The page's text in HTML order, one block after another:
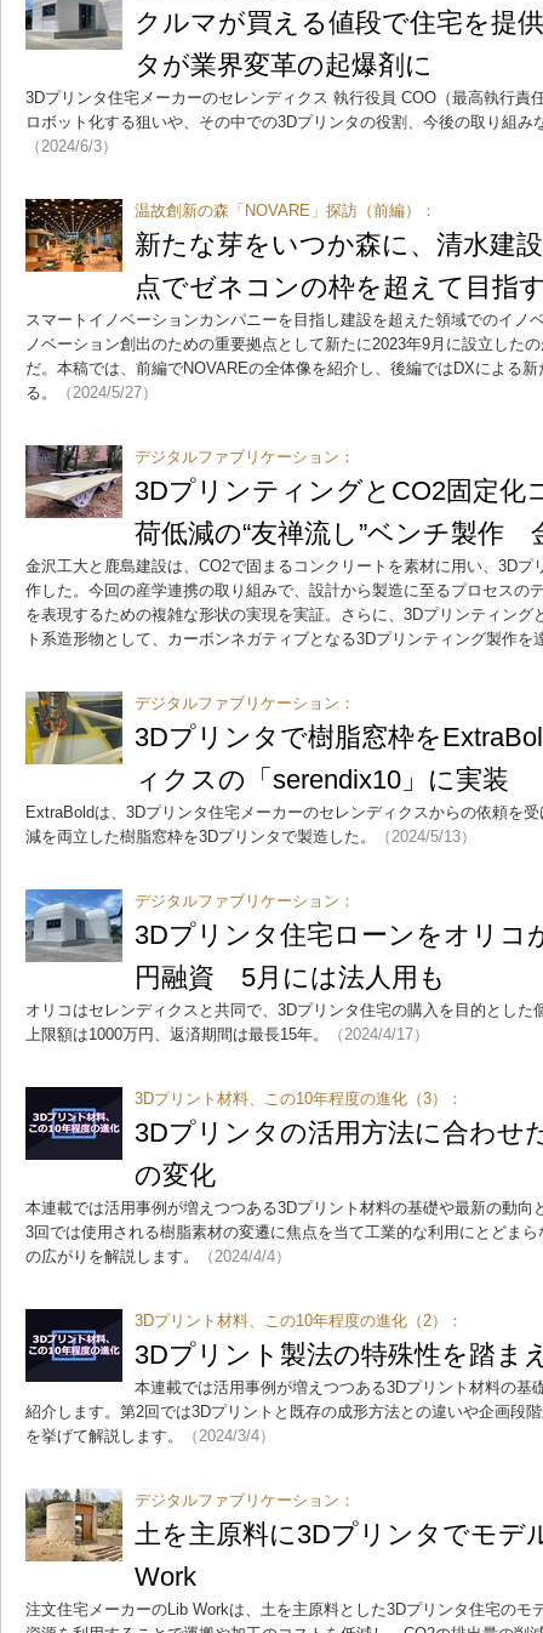
クルマが買える値段で住宅を
タが業界変革の起爆剤に
3Dプリンタ住宅メーカーのセレンディクス 執行役員 COO（最高執行責
ロボット化する狙いや、その中での3Dプリンタの役割、今後の取り組み
（2024/6/3）
温故創新の森「NOVARE」探訪（前編）：
新たな芽をいつか森に、清水建
点でゼネコンの枠を超えて目指
スマートイノベーションカンパニーを目指し建設を超えた領域でのイノ
ノベーション創出のための重要拠点として新たに2023年9月に設立した
だ。本稿では、前編でNOVAREの全体像を紹介し、後編ではDXによる
る。
（2024/5/27）
デジタルファブリケーション：
3DプリンティングとCO2固定化
荷低減の“友禅流し”ベンチ製作
金沢工大と鹿島建設は、CO2で固まるコンクリートを素材に用い、3Dプ
作した。今回の産学連携の取り組みで、設計から製造に至るプロセスの
を表現するための複雑な形状の実現を実証。さらに、3Dプリンティング
ト系造形物として、カーボンネガティブとなる3Dプリンティング製作を
デジタルファブリケーション：
3Dプリンタで樹脂窓枠を
ィクスの「serendix10」に実装
ExtraBoldは、3Dプリンタ住宅メーカーのセレンディクスからの依頼を
減を両立した樹脂窓枠を3Dプリンタで製造した。
（2024/5/13）
デジタルファブリケーション：
3Dプリンタ住宅ローンをオリコ
円融資 5月には法人用も
オリコはセレンディクスと共同で、3Dプリンタ住宅の購入を目的とした
上限額は1000万円、返済期間は最長15年。
（2024/4/17）
3Dプリント材料、この10年程度の進化（3）：
3Dプリンタの活用方法に合わせ
の変化
本連載では活用事例が増えつつある3Dプリント材料の基礎や最新の動向
3回では使用される樹脂素材の変遷に焦点を当て工業的な利用にとどま
の広がりを解説します。
（2024/4/4）
3Dプリント材料、この10年程度の進化（2）：
3Dプリント製法の特殊性を踏ま
本連載では活用事例が増えつつある3Dプリント材料の基
紹介します。第2回では3Dプリントと既存の成形方法との違いや企画段
を挙げて解説します。
（2024/3/4）
デジタルファブリケーション：
土を主原料に3Dプリンタでモデ
Work
注文住宅メーカーのLib Workは、土を主原料とした3Dプリンタ住宅のモ